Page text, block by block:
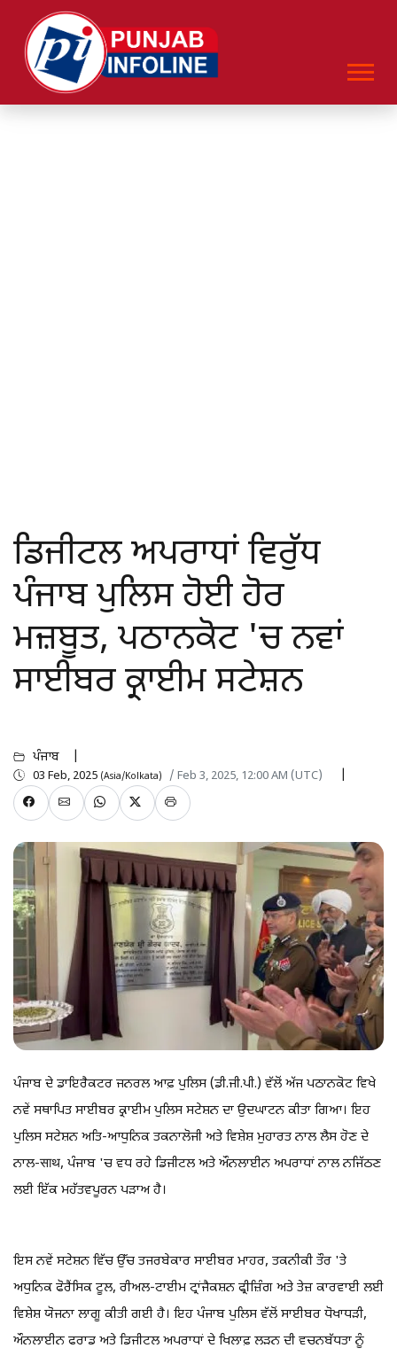
ਡਿਜੀਟਲ ਅਪਰਾਧਾਂ ਵਿਰੁੱਧ
ਪੰਜਾਬ ਪੁਲਿਸ ਹੋਈ ਹੋਰ
ਮਜ਼ਬੂਤ, ਪਠਾਨਕੋਟ 'ਚ ਨਵਾਂ
ਸਾਈਬਰ ਕ੍ਰਾਈਮ ਸਟੇਸ਼ਨ
ਪੰਜਾਬ
03 Feb, 2025 (Asia/Kolkata) / Feb 3, 2025, 12:00 AM (UTC)
ਪੰਜਾਬ ਦੇ ਡਾਇਰੈਕਟਰ ਜਨਰਲ ਆਫ਼ ਪੁਲਿਸ (ਡੀ.ਜੀ.ਪੀ.) ਵੱਲੋਂ ਅੱਜ ਪਠਾਨਕੋਟ ਵਿਖੇ
ਨਵੇਂ ਸਥਾਪਿਤ ਸਾਈਬਰ ਕ੍ਰਾਈਮ ਪੁਲਿਸ ਸਟੇਸ਼ਨ ਦਾ ਉਦਘਾਟਨ ਕੀਤਾ ਗਿਆ। ਇਹ
ਪੁਲਿਸ ਸਟੇਸ਼ਨ ਅਤਿ-ਆਧੁਨਿਕ ਤਕਨਾਲੋਜੀ ਅਤੇ ਵਿਸ਼ੇਸ਼ ਮੁਹਾਰਤ ਨਾਲ ਲੈਸ ਹੋਣ ਦੇ
ਨਾਲ-साथ, ਪੰਜਾਬ 'ਚ ਵਧ ਰਹੇ ਡਿਜੀਟਲ ਅਤੇ ਔਨਲਾਈਨ ਅਪਰਾਧਾਂ ਨਾਲ ਨਜਿੱਠਣ
ਲਈ ਇੱਕ ਮਹੱਤਵਪੂਰਨ ਪੜਾਅ ਹੈ।
ਇਸ ਨਵੇਂ ਸਟੇਸ਼ਨ ਵਿੱਚ ਉੱਚ ਤਜਰਬੇਕਾਰ ਸਾਈਬਰ ਮਾਹਰ, ਤਕਨੀਕੀ ਤੌਰ 'ਤੇ
ਅਧੁਨਿਕ ਫੋਰੈਂਸਿਕ ਟੂਲ, ਰੀਅਲ-ਟਾਈਮ ਟ੍ਰਾਂਜੈਕਸ਼ਨ ਫ੍ਰੀਜ਼ਿੰਗ ਅਤੇ ਤੇਜ਼ ਕਾਰਵਾਈ ਲਈ
ਵਿਸ਼ੇਸ਼ ਯੋਜਨਾ ਲਾਗੂ ਕੀਤੀ ਗਈ ਹੈ। ਇਹ ਪੰਜਾਬ ਪੁਲਿਸ ਵੱਲੋਂ ਸਾਈਬਰ ਧੋਖਾਧੜੀ,
ਔਨਲਾਈਨ ਫਰਾਡ ਅਤੇ ਡਿਜੀਟਲ ਅਪਰਾਧਾਂ ਦੇ ਖਿਲਾਫ਼ ਲੜਨ ਦੀ ਵਚਨਬੱਧਤਾ ਨੂੰ